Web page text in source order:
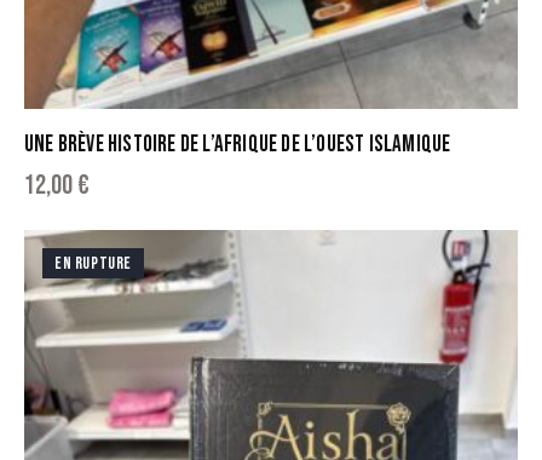
UNE BRÈVE HISTOIRE DE L’AFRIQUE DE L’OUEST ISLAMIQUE
12,00€
EN RUPTURE